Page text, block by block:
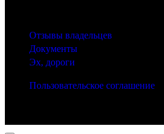
Отзывы владельцев
Документы
Эх, дороги
Пользовательское соглашение